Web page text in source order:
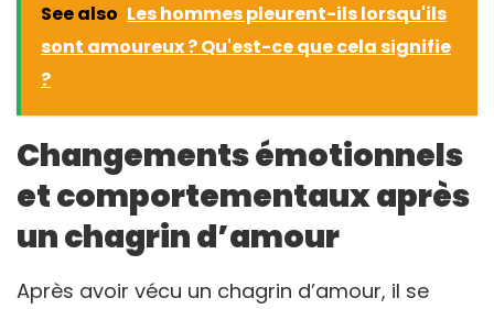
See also Les hommes pleurent-ils lorsqu'ils
sont amoureux ? Qu'est-ce que cela signifie
?
Changements émotionnels
et comportementaux après
un chagrin d’amour
Après avoir vécu un chagrin d’amour, il se